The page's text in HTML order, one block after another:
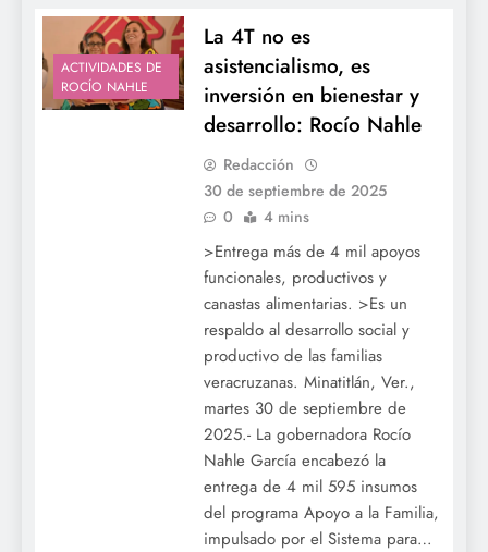
ACTIVIDADES DE
ROCÍO NAHLE
La 4T no es
asistencialismo, es
inversión en bienestar y
desarrollo: Rocío Nahle
Redacción
30 de septiembre de 2025
0
4 mins
>Entrega más de 4 mil apoyos
funcionales, productivos y
canastas alimentarias. >Es un
respaldo al desarrollo social y
productivo de las familias
veracruzanas. Minatitlán, Ver.,
martes 30 de septiembre de
2025.- La gobernadora Rocío
Nahle García encabezó la
entrega de 4 mil 595 insumos
del programa Apoyo a la Familia,
impulsado por el Sistema para…